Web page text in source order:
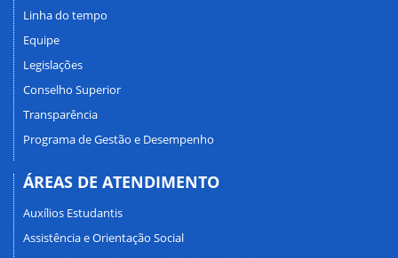
Linha do tempo
Equipe
Legislações
Conselho Superior
Transparência
Programa de Gestão e Desempenho
ÁREAS DE ATENDIMENTO
Auxílios Estudantis
Assistência e Orientação Social